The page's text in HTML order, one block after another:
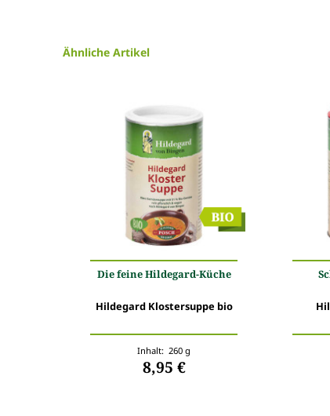
Ähnliche Artikel
Die feine Hildegard-Küche
Hildegard Klostersuppe bio
Inhalt: 260 g
8,95 €